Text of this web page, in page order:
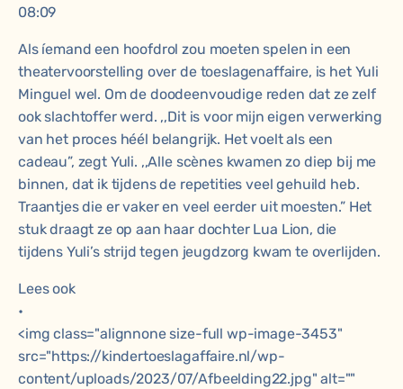
08:09
Als íemand een hoofdrol zou moeten spelen in een
theatervoorstelling over de toeslagenaffaire, is het Yuli
Minguel wel. Om de doodeenvoudige reden dat ze zelf
ook slachtoffer werd. ,,Dit is voor mijn eigen verwerking
van het proces héél belangrijk. Het voelt als een
cadeau”, zegt Yuli. ,,Alle scènes kwamen zo diep bij me
binnen, dat ik tijdens de repetities veel gehuild heb.
Traantjes die er vaker en veel eerder uit moesten.” Het
stuk draagt ze op aan haar dochter Lua Lion, die
tijdens Yuli’s strijd tegen jeugdzorg kwam te overlijden.
Lees ook
•
<img class="alignnone size-full wp-image-3453"
src="https://kindertoeslagaffaire.nl/wp-
content/uploads/2023/07/Afbeelding22.jpg" alt=""